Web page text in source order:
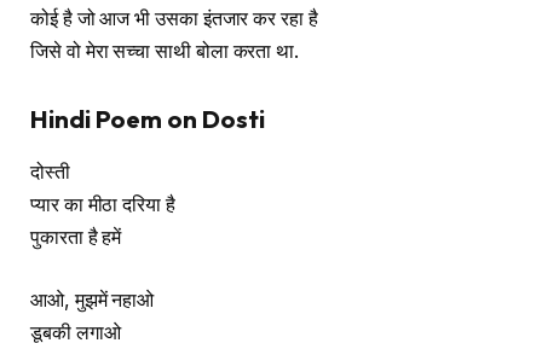
कोई है जो आज भी उसका इंतजार कर रहा है
जिसे वो मेरा सच्चा साथी बोला करता था.
Hindi Poem on Dosti
दोस्ती
प्यार का मीठा दरिया है
पुकारता है हमें
आओ, मुझमें नहाओ
डूबकी लगाओ